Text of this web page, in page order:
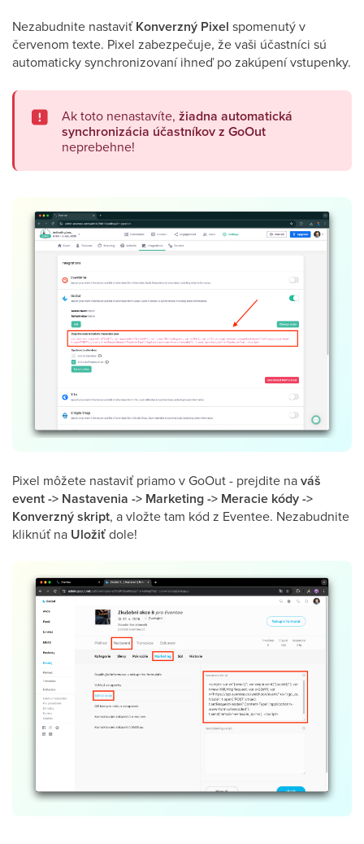
Nezabudnite nastaviť Konverzný Pixel spomenutý v
červenom texte. Pixel zabezpečuje, že vaši účastníci sú
automaticky synchronizovaní ihneď po zakúpení vstupenky.
Ak toto nenastavíte, žiadna automatická
synchronizácia účastníkovz GoOut
neprebehne!
Pixel môžete nastaviť priamo v GoOut - prejdite naváš
event -> Nastavenia -> Marketing -> Meracie kódy ->
Konverzný skript, a vložte tam kód z Eventee. Nezabudnite
kliknúť na Uložiťdole!